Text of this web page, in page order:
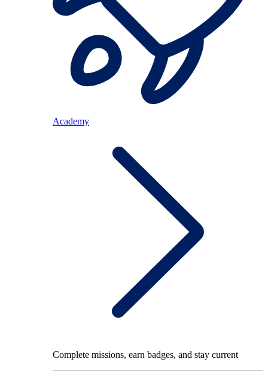
Academy
Complete missions, earn badges, and stay current